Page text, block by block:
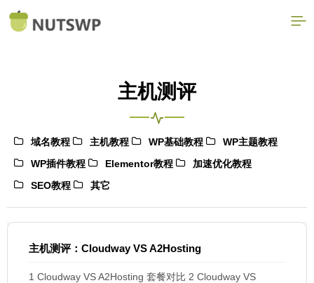
主机测评
域名教程 主机教程 WP基础教程
WP主题教程
WP插件教程
Elementor教程
加速优化教程
SEO教程
其它
主机测评：Cloudway VS A2Hosting
1 Cloudway VS A2Hosting 套餐对比 2 Cloudway VS